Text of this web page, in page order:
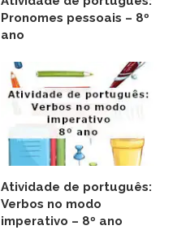
Pronomes pessoais – 8º
ano
Atividade de português:
Verbos no modo
imperativo – 8º ano